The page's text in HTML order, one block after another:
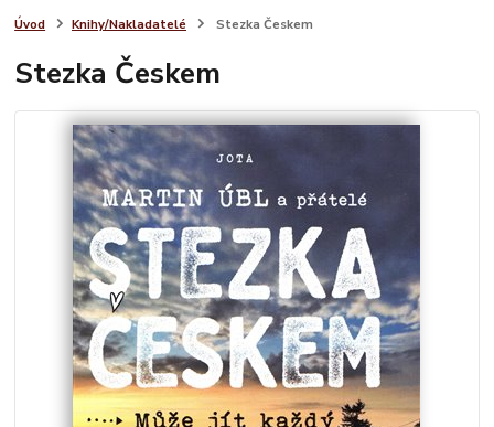
Úvod Knihy/Nakladatelé Stezka Českem
Stezka Českem